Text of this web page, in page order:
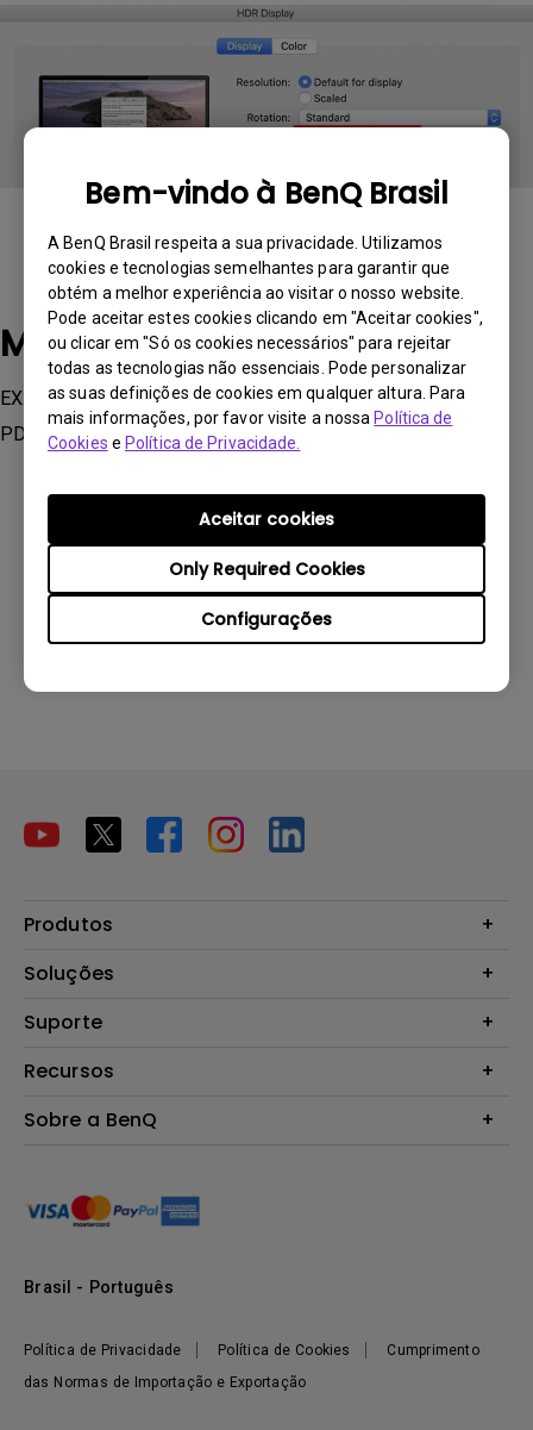
Bem-vindo à BenQ Brasil
A BenQ Brasil respeita a sua privacidade. Utilizamos
cookies e tecnologias semelhantes para garantir que
obtém a melhor experiência ao visitar o nosso website.
Pode aceitar estes cookies clicando em "Aceitar cookies",
ou clicar em "Só os cookies necessários" para rejeitar
todas as tecnologias não essenciais. Pode personalizar
as suas definições de cookies em qualquer altura. Para
mais informações, por favor visite a nossaPolítica de
Cookies ePolítica de Privacidade.
Configurações
Only Required Cookies
Aceitar cookies
Modelos aplicáveis
EX240, EX240N, EX2510S, EX2710Q, EX2710S, EX3410R,
PD2506Q, PD2705Q, PD2705U, RD280U, SW272Q
Esta informação foi útil?
Produtos
Projetores
Telas Interativas
Zowie Brasil
Soluções
B2B
Suporte
Perguntas Frequentes
Contato
Recursos
Calculadora de Distância (Projetores)
Sobre a BenQ
Responsabilidades
Notícias
Política de Privacidade Política de Cookies
Cumprimento
das Normas de Importação e Exportação
Brasil - Português